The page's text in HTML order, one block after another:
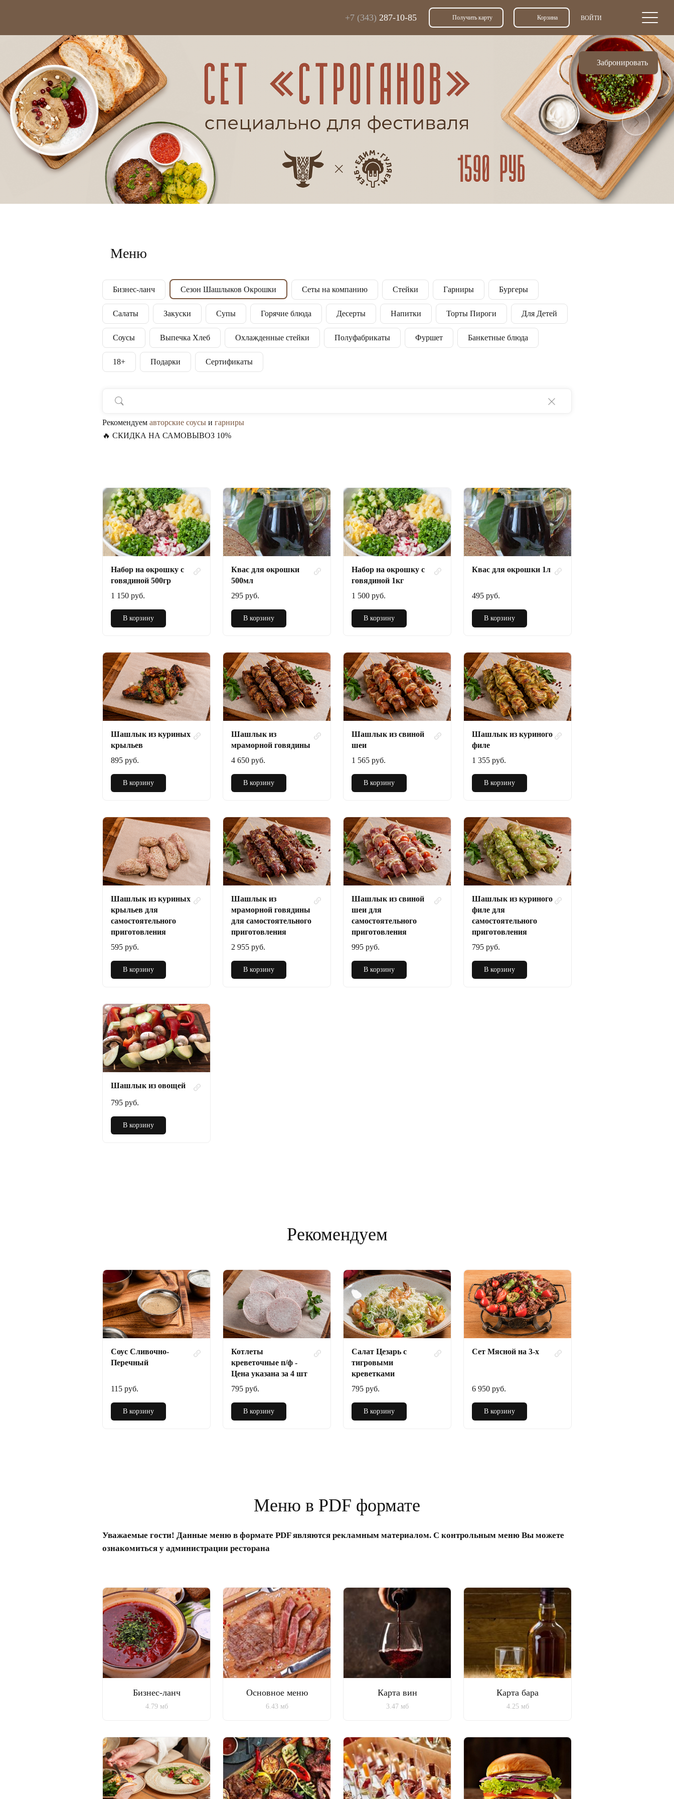
Забронировать
+7 (343) 287-10-85 Получить карту Корзина ВОЙТИ
Меню
Бизнес-ланч Сезон Шашлыков Окрошки Сеты на компанию Стейки Гарниры Бургеры
Салаты Закуски Супы Горячие блюда Десерты Напитки Торты Пироги Для Детей
Соусы Выпечка Хлеб Охлажденные стейки Полуфабрикаты Фуршет Банкетные блюда
18+ Подарки Сертификаты
Рекомендуем авторские соусы и гарниры
🔥 СКИДКА НА САМОВЫВОЗ 10%
Набор на окрошку с
говядиной 500гр
1 150 руб.
В корзину
Квас для окрошки
500мл
295 руб.
В корзину
Набор на окрошку с
говядиной 1кг
1 500 руб.
В корзину
Квас для окрошки 1л
495 руб.
В корзину
Шашлык из куриных
крыльев
895 руб.
В корзину
Шашлык из
мраморной говядины
4 650 руб.
В корзину
Шашлык из свиной
шеи
1 565 руб.
В корзину
Шашлык из куриного
филе
1 355 руб.
В корзину
Шашлык из куриных
крыльев для
самостоятельного
приготовления
595 руб.
В корзину
Шашлык из
мраморной говядины
для самостоятельного
приготовления
2 955 руб.
В корзину
Шашлык из свиной
шеи для
самостоятельного
приготовления
995 руб.
В корзину
Шашлык из куриного
филе для
самостоятельного
приготовления
795 руб.
В корзину
Шашлык из овощей
795 руб.
В корзину
Рекомендуем
Соус Сливочно-
Перечный
115 руб.
В корзину
Котлеты
креветочные п/ф -
Цена указана за 4 шт
795 руб.
В корзину
Салат Цезарь с
тигровыми
креветками
795 руб.
В корзину
Сет Мясной на 3-х
6 950 руб.
В корзину
Меню в PDF формате
Уважаемые гости! Данные меню в формате PDF являются рекламным материалом. С контрольным меню Вы можете
ознакомиться у администрации ресторана
Бизнес-ланч
4.79 мб
Основное меню
6.43 мб
Карта вин
3.47 мб
Карта бара
4.25 мб